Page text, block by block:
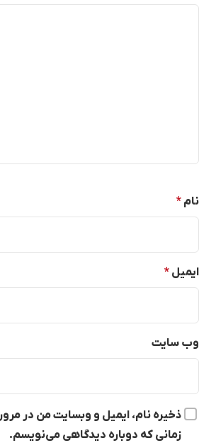
نام *
ایمیل *
وب‌ سایت
ذخیره نام، ایمیل و وبسایت من در
زمانی که دوباره دیدگاهی می‌نویسم.